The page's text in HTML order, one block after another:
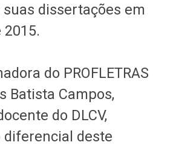
dissertações em
2015.
do PROFLETRAS
Batista Campos,
do DLCV,
diferencial deste